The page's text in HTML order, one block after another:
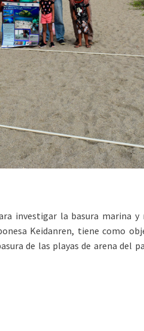
investigar la basura
Keidanren, tiene como
de las playas de arena del